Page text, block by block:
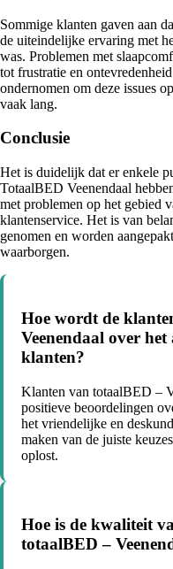
Sommige klanten gaven aan
de uiteindelijke ervaring met
was. Problemen met
tot frustratie en
ondernomen om deze issues
vaak lang.
Conclusie
Het is duidelijk dat er enkele
TotaalBED Veenendaal
met problemen op het gebied
klantenservice. Het is van
genomen en worden
waarborgen.
Hoe wordt de
Veenendaal over
klanten?
Klanten van totaalBED –
positieve beoordelingen
het vriendelijke en
maken van de juiste
oplost.
Hoe is de kwaliteit
totaalBED –